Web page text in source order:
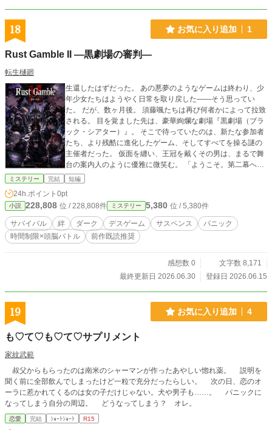
18 お気に入り追加 1
Rust Gamble II ―黒劇場の審判―
転生樋廻
生還したはずだった。 あの悪夢のようなゲームは終わり、少
年少女たちはようやく日常を取り戻した――そう思ってい
た。 だが、数ヶ月後。 須藤颯たちは再び何者かによって拉致
される。 目を覚ました先は、豪華絢爛な劇場『黒劇場（ブラ
ック・シアター）』。 そこで待っていたのは、新たな参加者
たち、より残酷に進化したゲーム、そしてすべてを操る謎の
主催者だった。 仮面を纏い、王冠を戴くその男は、まるで舞
台の案内人のように優雅に微笑む。 「ようこそ。第二幕へ。
今回のテーマは――"罪"だ。」 命を賭けたオークション。 誰
れる極限状態。 それでも颯たちは、再び手を取り合い、この
理不尽な舞台へ立ち向かう。 だが、その先で待ち受けていた
真実は、彼らの想像を遥かに超えていた。 主催者は本当に黒
幕なのか。 なぜ彼は悪役を演じ続けるのか。 そして、このゲ
ームを作り上げた"上層部"とは何者なのか――。 絶望の中で
が辿り着く、残酷で優しい結末。 これは、最悪のゲームを生
き抜いた者たちが紡ぐ、第二の賭け。 錆びついた世界で、そ
へ。 このショーはまだ終わらない。
ミステリー 完結 短編
24h.ポイント 0pt
小説 228,808 位 / 228,808件 ミステリー 5,380 位 / 5,380件
サバイバル 絆 ダーク デスゲーム サスペンス
パニック
時間制限×頭脳バトル
前作既読推奨
感想数 0
文字数 8,171
最終更新日 2026.06.30
登録日 2026.06.15
19 お気に入り追加 4
も♡て♡も♡て♡サプリメント
家紋武範
叔父からもらったのは南米のシャーマンが作ったあやしい惚れ薬。 説明を
聞く前に全部飲んでしまったけど一粒で充分だったらしい。 次の日、恋のオ
ーラに惹かれてくるのは女の子だけじゃない。犬や男子も……。 パニックに
なってしまう自分の周辺。 どうなってしまう？ オレ。
恋愛 完結 ｼｮｰﾄｼｮｰﾄ R15